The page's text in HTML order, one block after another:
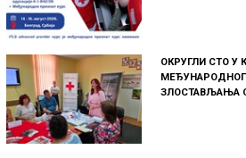
ОКРУГЛИ СТО У
ЗЛОСТАВЉАЊА